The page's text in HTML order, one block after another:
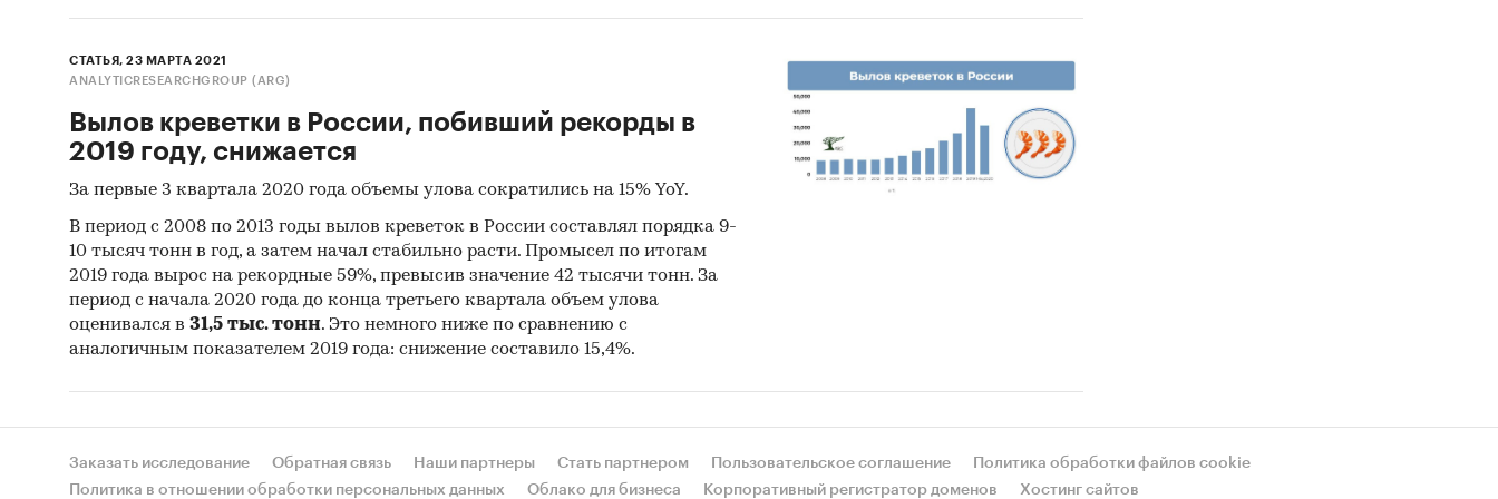
СТАТЬЯ, 23 МАРТА 2021
ANALYTICRESEARCHGROUP (ARG)
Вылов креветки в России, побивший рекорды в
2019 году, снижается
За первые 3 квартала 2020 года объемы улова сократились на 15% YoY.
В период с 2008 по 2013 годы вылов креветок в России составлял порядка 9-
10 тысяч тонн в год, а затем начал стабильно расти. Промысел по итогам
2019 года вырос на рекордные 59%, превысив значение 42 тысячи тонн. За
период с начала 2020 года до конца третьего квартала объем улова
оценивался в 31,5 тыс. тонн. Это немного ниже по сравнению с
аналогичным показателем 2019 года: снижение составило 15,4%.
Заказать исследование Обратная связь Наши партнеры Стать партнером Пользовательское соглашение
Политика обработки файлов cookie
Политика в отношении обработки персональных данных
Облако для бизнеса Корпоративный регистратор доменов Хостинг сайтов